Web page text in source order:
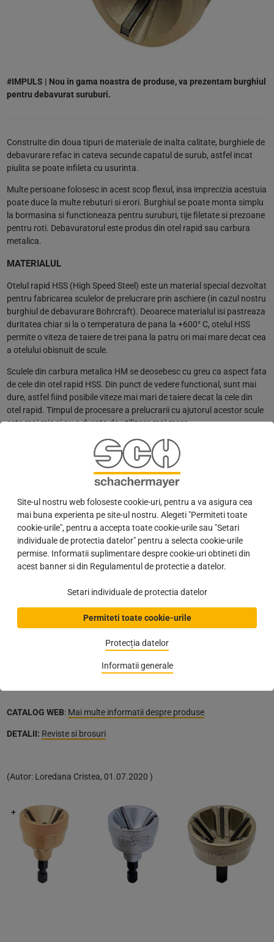
Site-ul nostru web foloseste cookie-uri, pentru a va asigura cea
mai buna experienta pe site-ul nostru. Alegeti "Permiteti toate
cookie-urile", pentru a accepta toate cookie-urile sau "Setari
individuale de protectia datelor" pentru a selecta cookie-urile
permise. Informatii suplimentare despre cookie-uri obtineti din
acest banner si din Regulamentul de protectie a datelor.
Setari individuale de protectia datelor
Permiteti toate cookie-urile
Protecția datelor
Informatii generale
#IMPULS | Nou in gama noastra de produse, va prezentam burghiul
pentru debavurat suruburi.
Construite din doua tipuri de materiale de inalta calitate, burghiele de
debavurare refac in cateva secunde capatul de surub, astfel incat
piulita se poate infileta cu usurinta.
Multe persoane folosesc in acest scop flexul, insa imprecizia acestuia
poate duce la multe rebuturi si erori. Burghiul se poate monta simplu
la bormasina si functioneaza pentru suruburi, tije filetate si prezoane
pentru roti. Debavuratorul este produs din otel rapid sau carbura
metalica.
MATERIALUL
Otelul rapid HSS (High Speed Steel) este un material special dezvoltat
pentru fabricarea sculelor de prelucrare prin aschiere (in cazul nostru
burghiul de debavurare Bohrcraft). Deoarece materialul isi pastreaza
duritatea chiar si la o temperatura de pana la +600° C, otelul HSS
permite o viteza de taiere de trei pana la patru ori mai mare decat cea
a otelului obisnuit de scule.
Sculele din carbura metalica HM se deosebesc cu greu ca aspect fata
de cele din otel rapid HSS. Din punct de vedere functional, sunt mai
dure, astfel fiind posibile viteze mai mari de taiere decat la cele din
otel rapid. Timpul de procesare a prelucrarii cu ajutorul acestor scule
este mai mic si au o durata de utilizare mai mare.
Otelul rapid HSS este dur, insa in comparatie cu carbora metalica HM
este mai moale, astfel nu este atat de sensibil la socuri, vibratii sau
conditii neuniforme de taiere, ca de exemplu la o taietura intrerupta.
prelucrare a surubului.
PRODUCATORUL
Bohrcraft este o marca germana de prestigiu, cu o experienta
indelungata in producerea de burghiuri de inalta calitate si durata de
criteriile Schachermayer.
AVANTAJE
prindere pentru bormasina
CATALOG WEB: Mai multe informatii despre produse
DETALII: Reviste si brosuri
(Autor: Loredana Cristea, 01.07.2020 )